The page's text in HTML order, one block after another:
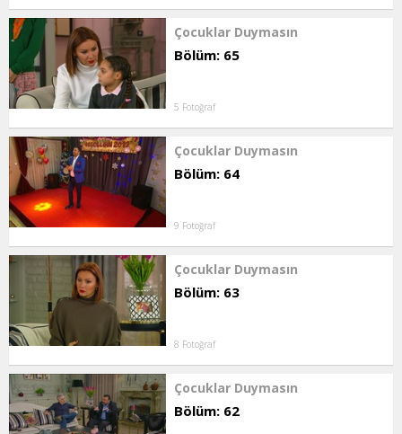
Çocuklar Duymasın
Bölüm: 65
5 Fotoğraf
Çocuklar Duymasın
Bölüm: 64
9 Fotoğraf
Çocuklar Duymasın
Bölüm: 63
8 Fotoğraf
Çocuklar Duymasın
Bölüm: 62